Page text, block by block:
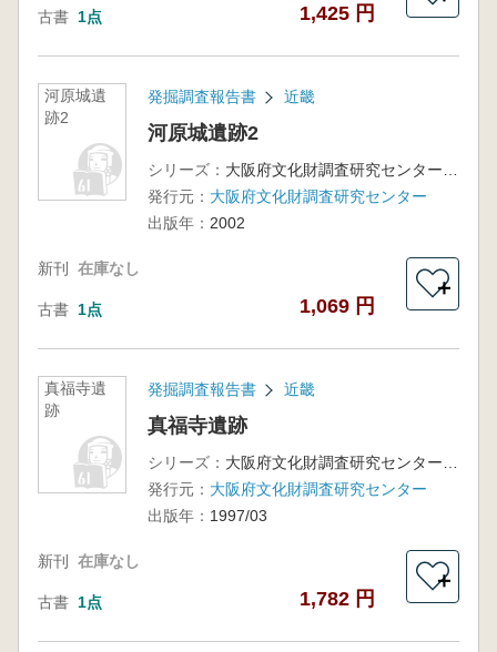
古書 1点 1,425 円
河原城遺
跡2
発掘調査報告書 近畿
河原城遺跡2
シリーズ：
発行元： 大阪府文化財調査研究センター
出版年： 2002
新刊 在庫なし
古書 1点 1,069 円
＋
真福寺遺
跡
発掘調査報告書 近畿
真福寺遺跡
シリーズ：
発行元： 大阪府文化財調査研究センター
出版年： 1997/03
新刊 在庫なし
古書 1点 1,782 円
＋